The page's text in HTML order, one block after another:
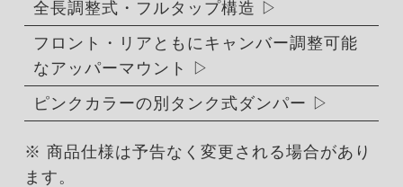
全長調整式・フルタップ構造
フロント・リアともにキャンバー調整可能
なアッパーマウント
ピンクカラーの別タンク式ダンパー
※ 商品仕様は予告なく変更される場合があり
ます。